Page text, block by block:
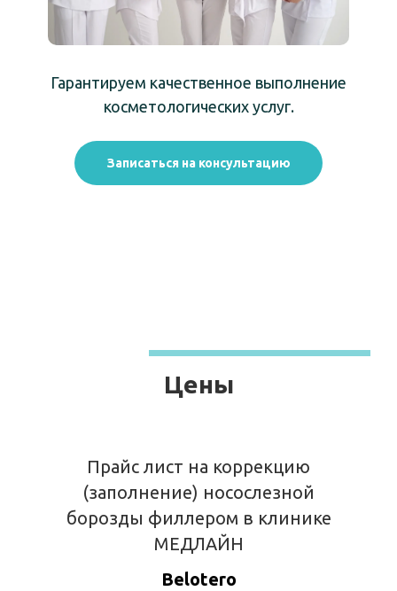
Гарантируем качественное выполнение
косметологических услуг.
Записаться на консультацию
Цены
Прайс лист на коррекцию
(заполнение) носослезной
борозды филлером в клинике
МЕДЛАЙН
Belotero